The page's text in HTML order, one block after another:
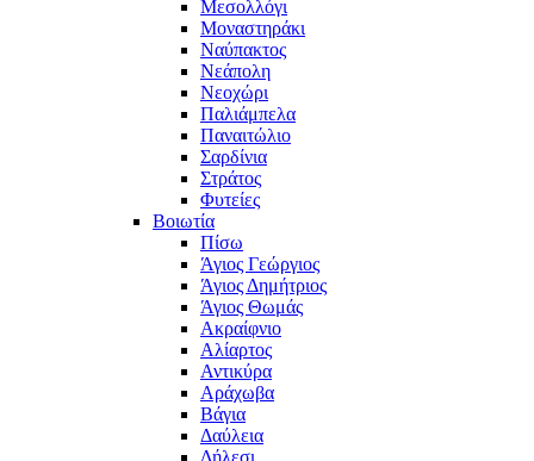
Μεσολλόγι
Μοναστηράκι
Ναύπακτος
Νεάπολη
Νεοχώρι
Παλιάμπελα
Παναιτώλιο
Σαρδίνια
Στράτος
Φυτείες
Βοιωτία
Πίσω
Άγιος Γεώργιος
Άγιος Δημήτριος
Άγιος Θωμάς
Ακραίφνιο
Αλίαρτος
Αντικύρα
Αράχωβα
Βάγια
Δαύλεια
Δήλεσι